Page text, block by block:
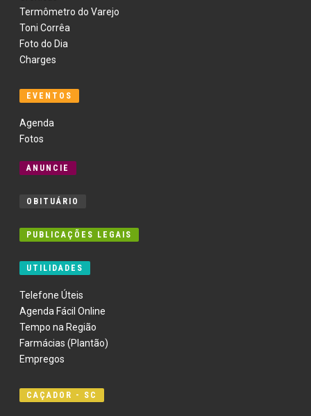
Termômetro do Varejo
Toni Corrêa
Foto do Dia
Charges
EVENTOS
Agenda
Fotos
ANUNCIE
OBITUÁRIO
PUBLICAÇÕES LEGAIS
UTILIDADES
Telefone Úteis
Agenda Fácil Online
Tempo na Região
Farmácias (Plantão)
Empregos
CAÇADOR - SC